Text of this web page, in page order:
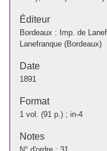
Éditeur
Bordeaux : Imp. de
Lanefranque (Bordeaux)
Date
1891
Format
1 vol. (91 p.) ; in-4
Notes